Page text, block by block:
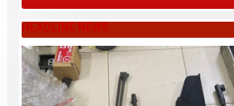
HEADLINE NEWS